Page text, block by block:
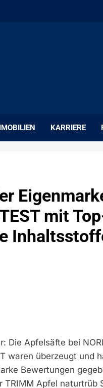
KARRIERE
mit
Die Apfelsäfte bei
waren überzeugt und
Bewertungen
Apfel naturtrüb